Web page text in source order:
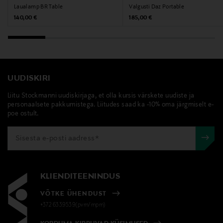
Digitaalne aadress
lauavalgusti
Laualamp BR Table
Original Price
140,00 €
Valgusti Daz Portable
Original Price
185,00 €
UUDISKIRI
Liitu Stockmanni uudiskirjaga, et olla kursis värskete uudiste ja
personaalsete pakkumistega. Liitudes saad ka -10% oma järgmiselt e-
poe ostult.
KLIENDITEENINDUS
VÕTKE ÜHENDUST
+372 6339539(pvm/mpm)